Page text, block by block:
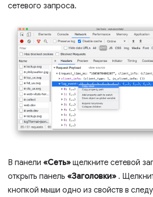
сетевого запроса.
В панели «Сеть» щелкните сетевой
открыть панель «Заголовки» .
кнопкой мыши одно из свойств в